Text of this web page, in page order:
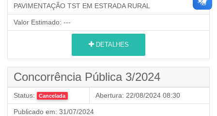
PAVIMENTAÇÃO TST EM ESTRADA RURAL
Valor Estimado: ---
DETALHES
Concorrência Pública 3/2024
Status: Cancelada Abertura: 22/08/2024 08:30
Publicado em: 31/07/2024